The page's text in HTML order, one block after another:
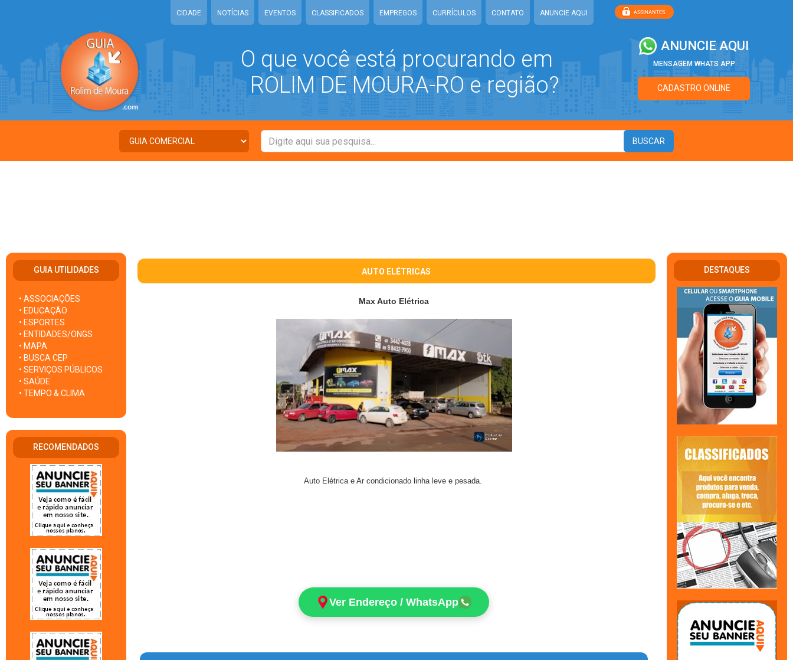
CIDADE NOTÍCIAS EVENTOS CLASSIFICADOS EMPREGOS CURRÍCULOS CONTATO ANUNCIE AQUI
O que você está procurando em
ROLIM DE MOURA-RO e região?
ANUNCIE AQUI
MENSAGEM WHATS APP
CADASTRO ONLINE
GUIA UTILIDADES
• ASSOCIAÇÕES
• EDUCAÇÃO
• ESPORTES
• ENTIDADES/ONGS
• MAPA
• BUSCA CEP
• SERVIÇOS PÚBLICOS
• SAÚDE
• TEMPO & CLIMA
RECOMENDADOS
AUTO ELÉTRICAS
Max Auto Elétrica
Auto Elétrica e Ar condicionado linha leve e pesada.
Ver Endereço / WhatsApp
DESTAQUES